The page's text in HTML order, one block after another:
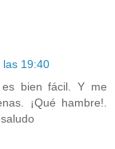
las 19:40
bien fácil. Y me
¡Qué hambre!.